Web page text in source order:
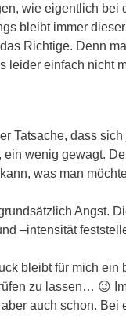
wie eigentlich bei
bleibt immer
Richtige. Denn
leider einfach nicht
Tatsache, dass
ein wenig gewagt.
was man
Angst.
–intensität
bleibt für mich
zu lassen… 😉
auch schon.